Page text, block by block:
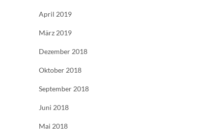
April 2019
März 2019
Dezember 2018
Oktober 2018
September 2018
Juni 2018
Mai 2018